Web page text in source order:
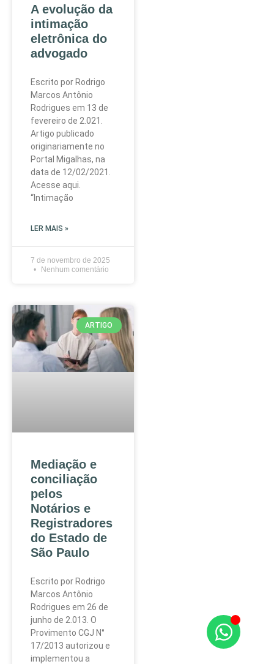
A evolução da
intimação
eletrônica do
advogado
Escrito por Rodrigo
Marcos Antônio
Rodrigues em 13 de
fevereiro de 2.021.
Artigo publicado
originariamente no
Portal Migalhas, na
data de 12/02/2021.
Acesse aqui.
“Intimação
LER MAIS »
7 de novembro de 2025
Nenhum comentário
ARTIGO
Mediação e
conciliação
pelos
Notários e
Registradores
do Estado de
São Paulo
Escrito por Rodrigo
Marcos Antônio
Rodrigues em 26 de
junho de 2.013. O
Provimento CGJ N°
17/2013 autorizou e
implementou a